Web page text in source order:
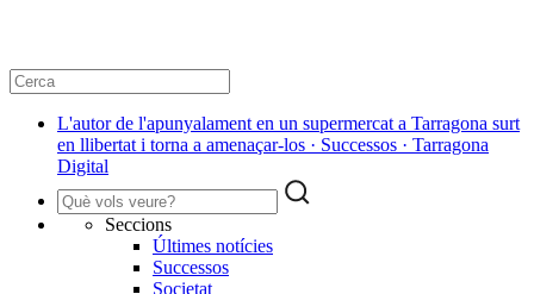
L'autor de l'apunyalament en un supermercat a Tarragona surt
en llibertat i torna a amenaçar-los · Successos · Tarragona
Digital
Seccions
Últimes notícies
Successos
Societat